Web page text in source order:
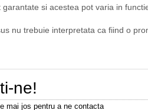
si acestea pot varia in
nu trebuie interpretata ca fiind o
ne!
mai jos pentru a ne contacta